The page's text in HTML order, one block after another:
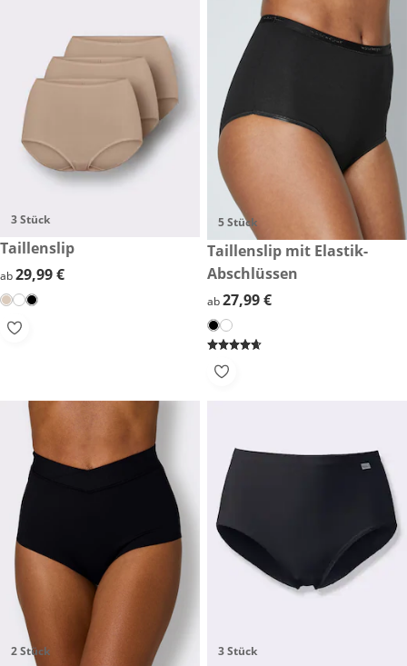
3 Stück
29,99 €
Taillenslip
29,99 €
ab29,99 €
5 Stück
27,99 €
Taillenslip mit Elastik-
Abschlüssen
27,99 €
ab27,99 €
2 Stück 3 Stück